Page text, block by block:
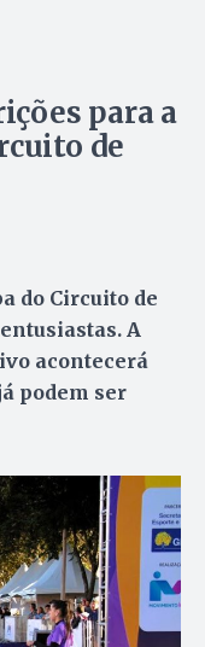
para a
de
do Circuito de
A
acontecerá
podem ser